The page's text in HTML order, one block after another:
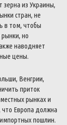
зерна из Украины,
стран, не
в том, чтобы
рынки, но
наводняет
цены.
, Венгрии,
приток
местныхрынкахи
что Европа должна
импортныхпошлин.